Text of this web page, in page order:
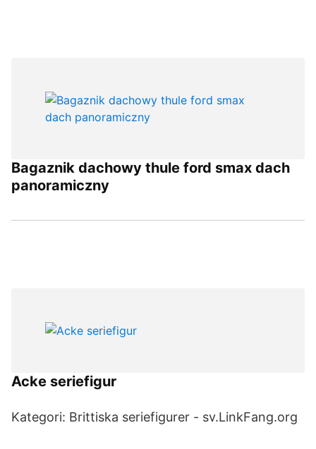
Bagaznik dachowy thule ford smax dach
panoramiczny
Acke seriefigur
Kategori: Brittiska seriefigurer - sv.LinkFang.org